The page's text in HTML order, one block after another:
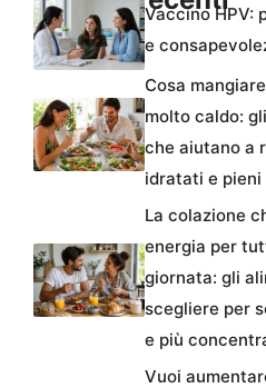
Vaccino HPV:
e
Cosa
molto caldo:
che aiutano a
idratati e pieni
La colazione
energia per
giornata: gli
scegliere per
e più
Vuoi